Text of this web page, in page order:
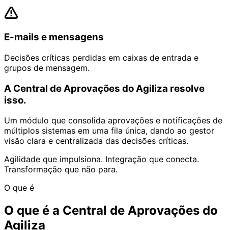
E-mails e mensagens
Decisões críticas perdidas em caixas de entrada e
grupos de mensagem.
A Central de Aprovações do Agiliza resolve
isso.
Um módulo que consolida aprovações e notificações de
múltiplos sistemas em uma fila única, dando ao gestor
visão clara e centralizada das decisões críticas.
Agilidade que impulsiona. Integração que conecta.
Transformação que não para.
O que é
O que é a Central de Aprovações do
Agiliza